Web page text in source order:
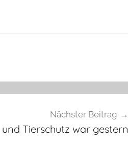
Nächster Beitrag
Tierschutz war gestern